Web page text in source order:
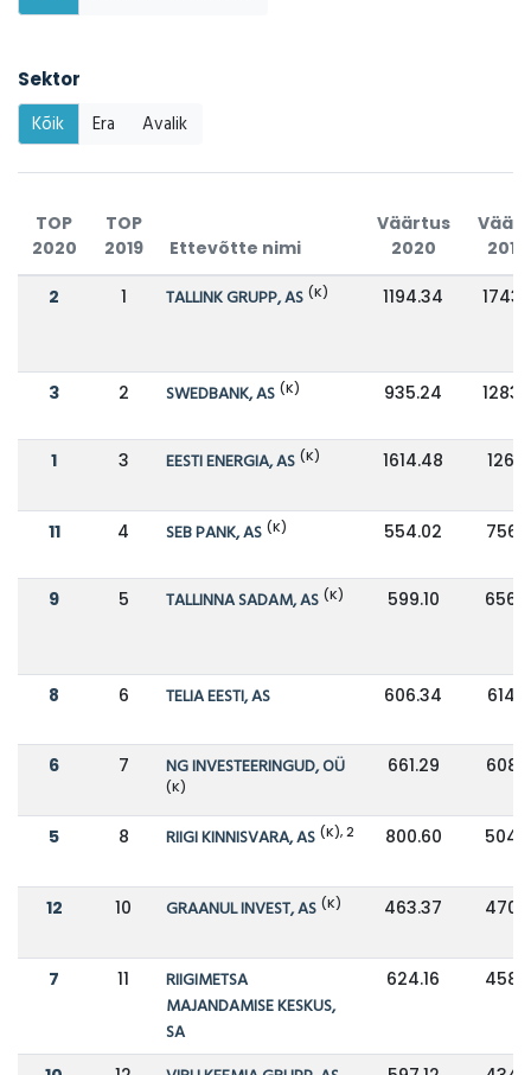
Sektor
Kõik Era Avalik
TOP
2020
TOP
2019
Ettevõtte nimi
Väärtus
2020
2019
2 1 TALLINK GRUPP, AS (K) 1194.34
3 2 SWEDBANK, AS (K) 935.24
1 3 EESTI ENERGIA, AS (K) 1614.48
11 4 SEB PANK, AS (K) 554.02
9 5 TALLINNA SADAM, AS (K) 599.10
8 6 TELIA EESTI, AS 606.34
6 7 NG INVESTEERINGUD, OÜ
(K)
661.29
5 8 RIIGI KINNISVARA, AS (K), 2 800.60
12 10 GRAANUL INVEST, AS (K) 463.37
7 11
RIIGIMETSA
MAJANDAMISE KESKUS,
SA
624.16